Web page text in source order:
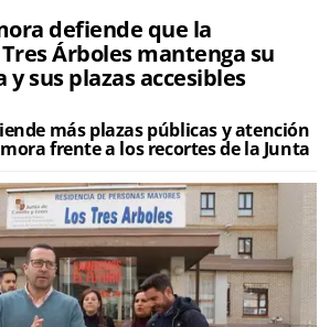
defiende que la
Árboles mantenga su
sus plazas accesibles
más plazas públicas y atención
frente a los recortes de la Junta